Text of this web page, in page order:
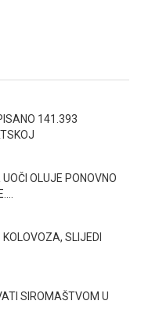
141.393
OLUJE PONOVNO
SLIJEDI
SIROMAŠTVOM U